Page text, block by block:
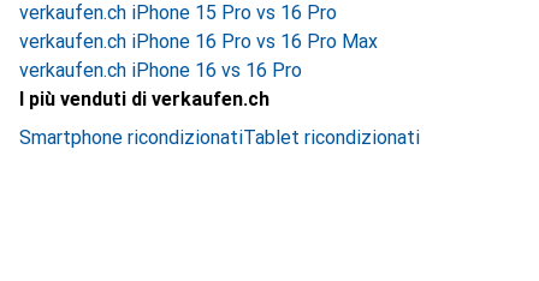
verkaufen.ch iPhone 15 Pro vs 16 Pro
verkaufen.ch iPhone 16 Pro vs 16 Pro Max
verkaufen.ch iPhone 16 vs 16 Pro
I più venduti di verkaufen.ch
Smartphone ricondizionatiTablet ricondizionati